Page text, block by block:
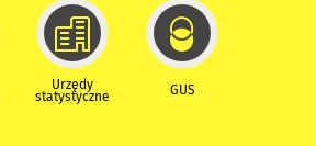
Urzędy
statystyczne GUS